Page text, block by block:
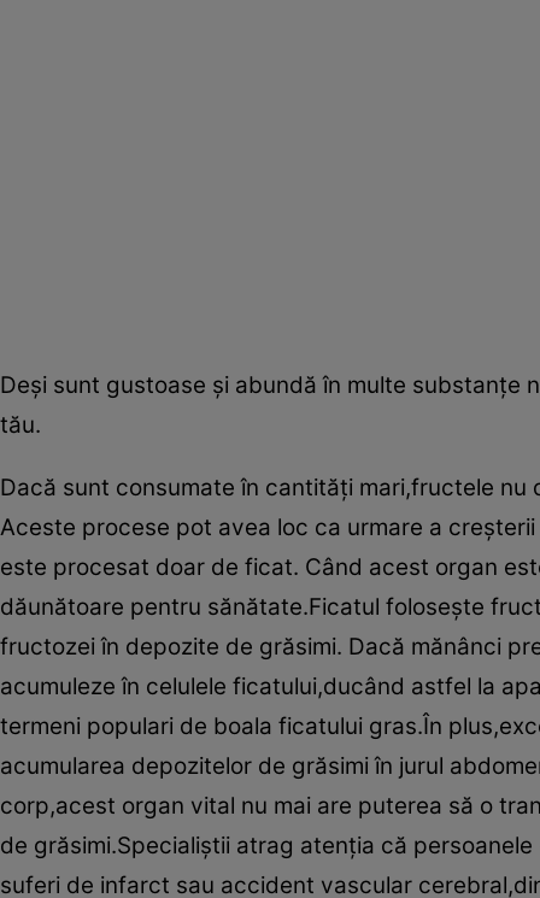
Deşi sunt gustoase şi abundă în multe
tău.
Dacă sunt consumate în cantităţi mari,fructele
Aceste procese pot avea loc ca urmare a
este procesat doar de ficat. Când acest organ
dăunătoare pentru sănătate.Ficatul foloseşte
fructozei în depozite de grăsimi. Dacă mănânci
acumuleze în celulele ficatului,ducând astfel la
termeni populari de boala ficatului gras.În
acumularea depozitelor de grăsimi în jurul
corp,acest organ vital nu mai are puterea să o
de grăsimi.Specialiştii atrag atenţia că
suferi de infarct sau accident vascular